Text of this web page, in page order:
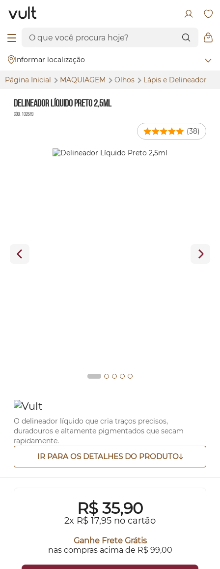
Informar localização
Página Inicial MAQUIAGEM Olhos Lápis e Delineador
Delineador Líquido Preto 2,5ml
Cód. 102649
(38)
O delineador líquido que cria traços precisos,
duradouros e altamente pigmentados que secam
rapidamente.
IR PARA OS DETALHES DO PRODUTO
R$ 35,90
2x R$ 17,95 no cartão
Ganhe Frete Grátis
nas compras acima de R$ 99,00